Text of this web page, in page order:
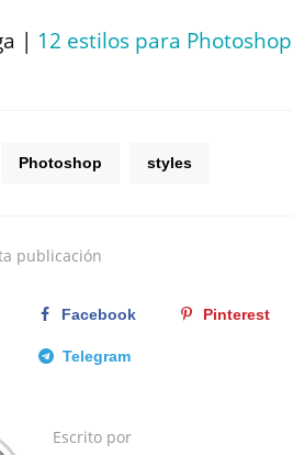
| 12 estilos para Photoshop
Photoshop styles
publicación
Facebook Pinterest
Telegram
Escrito por